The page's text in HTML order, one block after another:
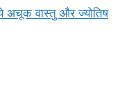
ये अचूक वास्तु और ज्योतिष